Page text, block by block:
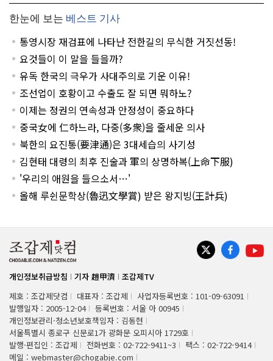
한눈에 보는 베스트 기사
통영시장 재검표에 나타난 전한길의 무식한 거짓선동!
요것들이 이 말을 들을까?
유독 한국의 극우가 사대주의로 기운 이유!
조선업이 호황이고 수출도 잘 되면 뭐하노?
이제는 정권의 연속성과 안정성이 중요하다
중국女에 仁하느라, 다중(多衆)을 줄세운 의사
북한의 요진통(要津通)은 3대세습의 사기성
김현태 대령의 최후 진술과 軍의 상명하복(上命下服)
'우리의 애원을 들으소서…'
올해 루쉰문학상(魯迅文學賞) 받은 왕지빙(王計兵)
개인정보취급방침 기자 趙甲濟
조갑제TV
제호 : 조갑제닷컴
대표자 : 조갑제
사업자등록번호 : 101-09-63091
발행일자 : 2005-12-04
등록번호 : 서울 아 00945
개인정보관리·청소년보호책임자 : 김동현
서울특별시 종로구 신문로1가 광화문 오피시아 1729호
발행·편집인 : 조갑제
전화번호 : 02-722-9411~3
팩스 : 02-722-9414
메일 : webmaster@chogabje.com